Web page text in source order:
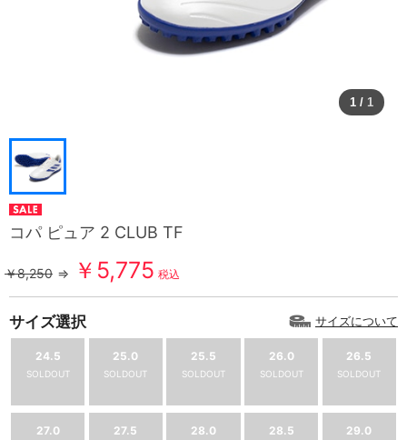
1 / 1
コパ ピュア 2 CLUB TF
￥8,250 ⇒ ￥5,775 税込
サイズ選択 サイズについて
24.5
SOLDOUT
25.0
SOLDOUT
25.5
SOLDOUT
26.0
SOLDOUT
26.5
SOLDOUT
27.0 27.5 28.0 28.5 29.0